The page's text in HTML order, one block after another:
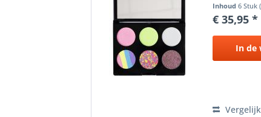
roze, geel,
gram 1 x
Inhoud6 Stuk
€ 35,95 *
In de